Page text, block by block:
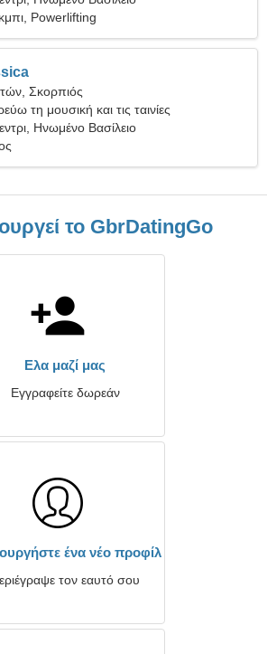
Powerlifting
Σκορπιός
τη μουσική και τις ταινίες
Ηνωμένο Βασίλειο
το GbrDatingGo
Ελα μαζί μας
Εγγραφείτε δωρεάν
ένα νέο προφίλ
τον εαυτό σου